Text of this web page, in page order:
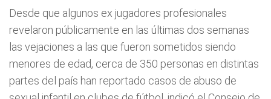
Desde que algunos ex jugadores profesionales
revelaron públicamente en las últimas dos semanas
las vejaciones a las que fueron sometidos siendo
menores de edad, cerca de 350 personas en distintas
partes del país han reportado casos de abuso de